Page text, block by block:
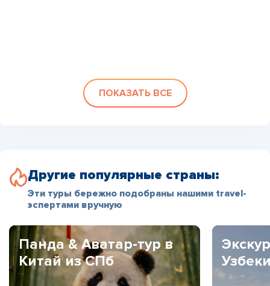
ПОКАЗАТЬ ВСЕ
Другие популярные страны:
Эти туры бережно подобраны нашими travel-
эспертами вручную
Панда & Аватар-тур в
Китай из СПб